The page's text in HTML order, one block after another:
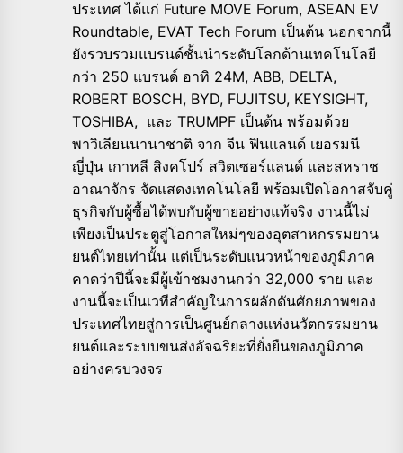
ประเทศ ได้แก่ Future MOVE Forum, ASEAN EV
Roundtable, EVAT Tech Forum เป็นต้น นอกจากนี้
ยังรวบรวมแบรนด์ชั้นนำระดับโลกด้านเทคโนโลยี
กว่า 250 แบรนด์ อาทิ 24M, ABB, DELTA,
ROBERT BOSCH, BYD, FUJITSU, KEYSIGHT,
TOSHIBA, และ TRUMPF เป็นต้น พร้อมด้วย
พาวิเลียนนานาชาติ จาก จีน ฟินแลนด์ เยอรมนี
ญี่ปุ่น เกาหลี สิงคโปร์ สวิตเซอร์แลนด์ และสหราช
อาณาจักร จัดแสดงเทคโนโลยี พร้อมเปิดโอกาสจับคู่
ธุรกิจกับผู้ซื้อได้พบกับผู้ขายอย่างแท้จริง งานนี้ไม่
เพียงเป็นประตูสู่โอกาสใหม่ๆของอุตสาหกรรมยาน
ยนต์ไทยเท่านั้น แต่เป็นระดับแนวหน้าของภูมิภาค
คาดว่าปีนี้จะมีผู้เข้าชมงานกว่า 32,000 ราย และ
งานนี้จะเป็นเวทีสำคัญในการผลักดันศักยภาพของ
ประเทศไทยสู่การเป็นศูนย์กลางแห่งนวัตกรรมยาน
ยนต์และระบบขนส่งอัจฉริยะที่ยั่งยืนของภูมิภาค
อย่างครบวงจร